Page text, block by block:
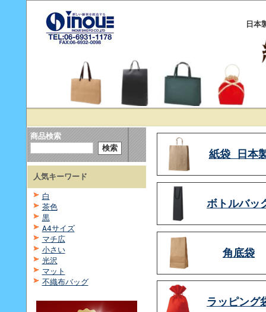
日本
商品検索
人気キーワード
白
茶色
黒
A4サイズ
マチ広
小さい
光沢
マット
不織布バッグ
紙袋 日本
ボトルバッ
角底袋
ラッピング